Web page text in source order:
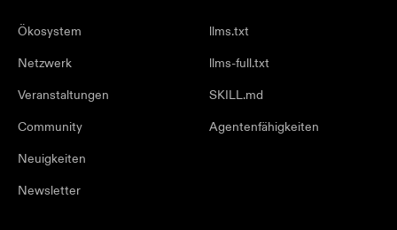
Ökosystem
Netzwerk
Veranstaltungen
Community
Neuigkeiten
Newsletter
llms.txt
llms-full.txt
SKILL.md
Agentenfähigkeiten